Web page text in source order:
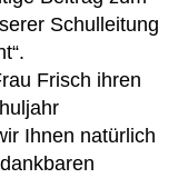
Schulleitung
Frisch ihren
Ihnen natürlich